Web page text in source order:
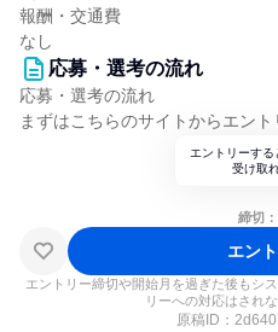
報酬・交通費
なし
応募・選考の流れ
応募・選考の流れ
まずはこちらのサイトからエント
エントリーす
受け取
締切
エン
エントリー締切や開始月を過ぎた後もシ
リーへの対応はされ
原稿ID：